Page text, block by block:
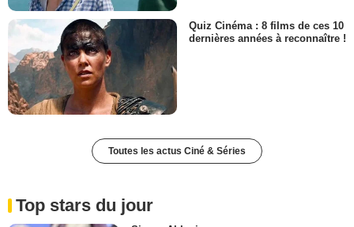
Quiz Cinéma : 8 films de ces 10
dernières années à reconnaître !
Toutes les actus Ciné & Séries
Top stars du jour